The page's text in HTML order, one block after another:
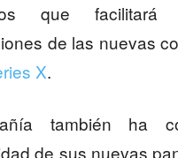
que facilitará
de las nuevas
X.
también ha
de sus nuevas